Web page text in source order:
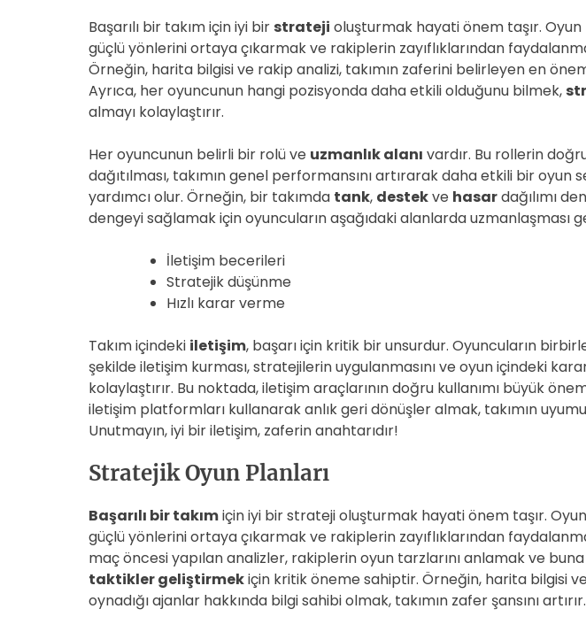
Başarılı bir takım için iyi bir strateji oluşturmak hayati önem taşır. Oyun
güçlü yönlerini ortaya çıkarmak ve rakiplerin zayıflıklarından
Örneğin, harita bilgisi ve rakip analizi, takımın zaferini belirleyen en
Ayrıca, her oyuncunun hangi pozisyonda daha etkili olduğunu bilmek,
almayı kolaylaştırır.
Her oyuncunun belirli bir rolü ve uzmanlık alanı vardır. Bu rollerin
dağıtılması, takımın genel performansını artırarak daha etkili bir oyun
yardımcı olur. Örneğin, bir takımda tank, destekve hasardağılımı
dengeyi sağlamak için oyuncuların aşağıdaki alanlarda uzmanlaşması
İletişim becerileri
Stratejik düşünme
Hızlı karar verme
Takım içindeki iletişim, başarı için kritik bir unsurdur. Oyuncuların
şekilde iletişim kurması, stratejilerin uygulanmasını ve oyun içindeki
kolaylaştırır. Bu noktada, iletişim araçlarının doğru kullanımı büyük
iletişim platformları kullanarak anlık geri dönüşler almak, takımın
Unutmayın, iyi bir iletişim, zaferin anahtarıdır!
Stratejik Oyun Planları
Başarılı bir takımiçin iyi bir strateji oluşturmak hayati önem taşır. Oyun
güçlü yönlerini ortaya çıkarmak ve rakiplerin zayıflıklarından
maç öncesi yapılan analizler, rakiplerin oyun tarzlarını anlamak ve
taktikler geliştirmekiçin kritik öneme sahiptir. Örneğin, harita bilgisi
oynadığı ajanlar hakkında bilgi sahibi olmak, takımın zafer şansını artırır.